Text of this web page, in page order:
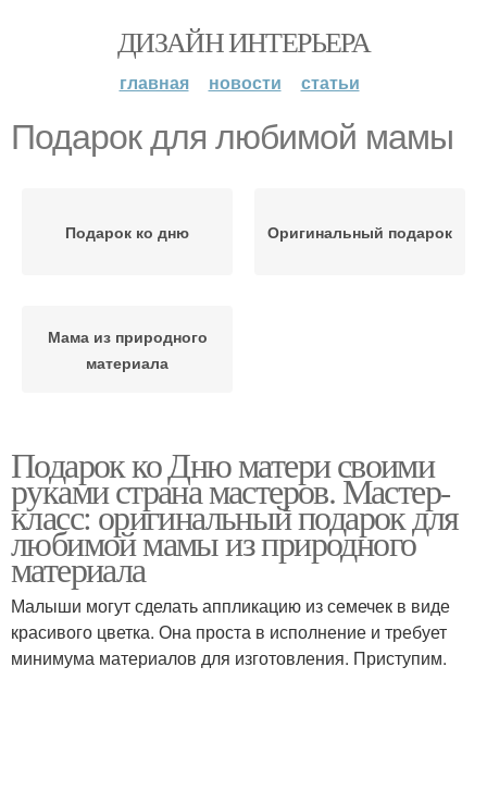
ДИЗАЙН ИНТЕРЬЕРА
главная новости статьи
Подарок для любимой мамы
Подарок ко дню Оригинальный подарок
Мама из природного
материала
Подарок ко Дню матери своими
руками страна мастеров. Мастер-
класс: оригинальный подарок для
любимой мамы из природного
материала
Малыши могут сделать аппликацию из семечек в виде
красивого цветка. Она проста в исполнение и требует
минимума материалов для изготовления. Приступим.